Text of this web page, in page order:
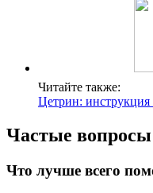
Читайте также:
Цетрин:
Частые вопросы
Что лучше всего